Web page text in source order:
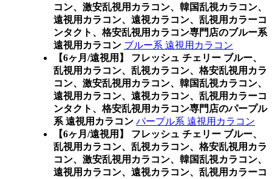
コン、激安乱視用カラコン、韓国乱視カラコン、
遠視用カラコン、遠視カラコン、乱視用カラーコ
ンタクト、格安乱視用カラコン専門店のブルー系
遠視用カラコン ブルー系 遠視用カラコン
【6ヶ月/遠視用】 フレッシュ チェリー ブルー、
乱視用カラコン、乱視カラコン、格安乱視用カラ
コン、激安乱視用カラコン、韓国乱視カラコン、
遠視用カラコン、遠視カラコン、乱視用カラーコ
ンタクト、格安乱視用カラコン専門店のパープル
系 遠視用カラコン パープル系 遠視用カラコン
【6ヶ月/遠視用】 フレッシュ チェリー ブルー、
乱視用カラコン、乱視カラコン、格安乱視用カラ
コン、激安乱視用カラコン、韓国乱視カラコン、
遠視用カラコン、遠視カラコン、乱視用カラーコ